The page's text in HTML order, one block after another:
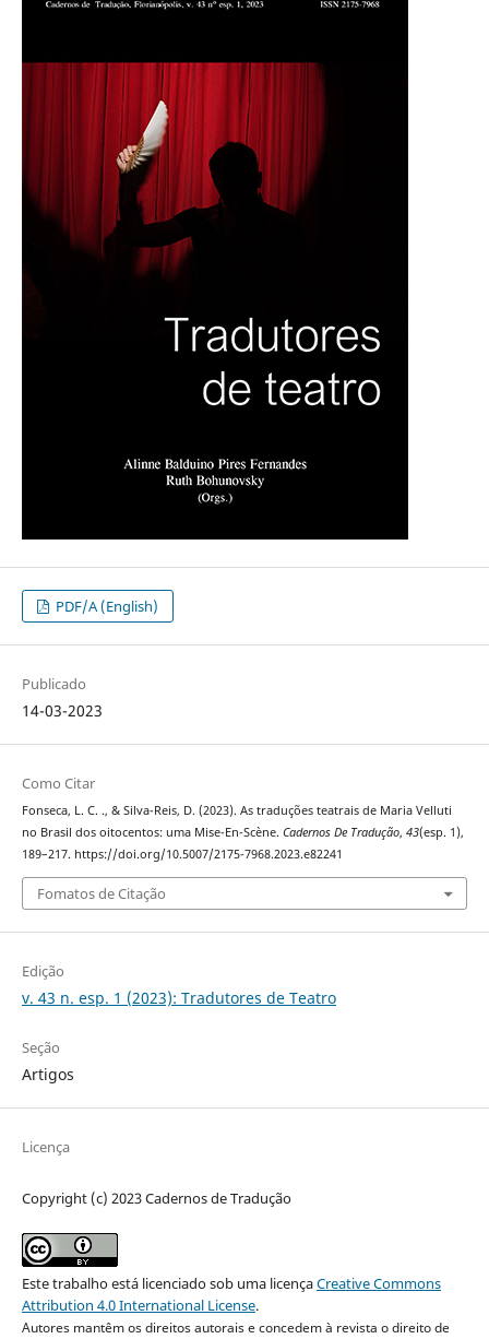
PDF/A (English)
Publicado
14-03-2023
Como Citar
Fonseca, L. C. ., & Silva-Reis, D. (2023). As traduções teatrais de Maria Velluti
no Brasil dos oitocentos: uma Mise-En-Scène. Cadernos De Tradução, 43(esp. 1),
189–217. https://doi.org/10.5007/2175-7968.2023.e82241
Fomatos de Citação
Edição
v. 43 n. esp. 1 (2023): Tradutores de Teatro
Seção
Artigos
Licença
Copyright (c) 2023 Cadernos de Tradução
Este trabalho está licenciado sob uma licençaCreative Commons
Attribution 4.0 International License.
Autores mantêm os direitos autorais e concedem à revista o direito de